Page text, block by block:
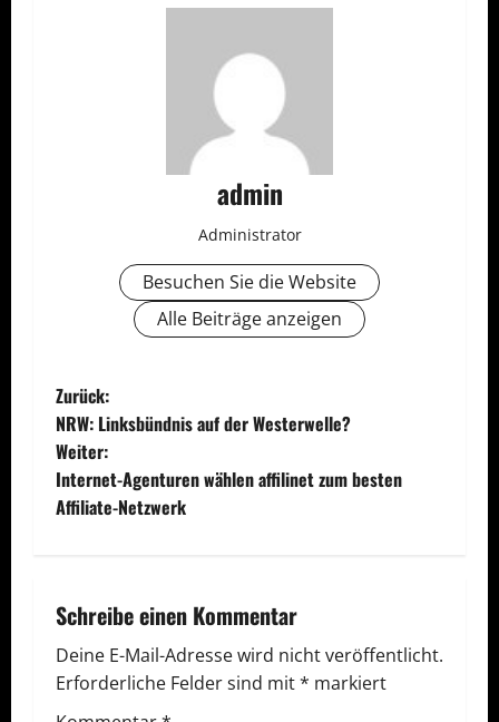
admin
Administrator
Besuchen Sie die Website
Alle Beiträge anzeigen
B
e
i
a
g
Zurück:
NRW: Linksbündnis auf der Westerwelle?
Weiter:
Internet-Agenturen wählen affilinet zum besten
Affiliate-Netzwerk
Schreibe einen Kommentar
Deine E-Mail-Adresse wird nicht veröffentlicht.
Erforderliche Felder sind mit* markiert